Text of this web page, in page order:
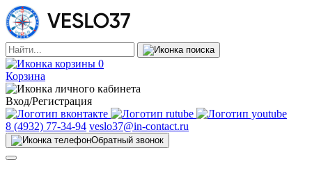
0
Корзина
Вход/Регистрация
8 (4932) 77-34-94 veslo37@in-contact.ru
Обратный звонок